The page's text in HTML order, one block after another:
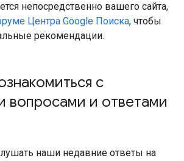
непосредственно вашего сайта,
Центра Google Поиска, чтобы
рекомендации.
с
вопросами и ответами
наши недавние ответы на